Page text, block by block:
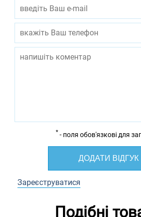
* - поля обов'язкові для
ДОДАТИ ВІДГУК
Зареєструватися
Подібні